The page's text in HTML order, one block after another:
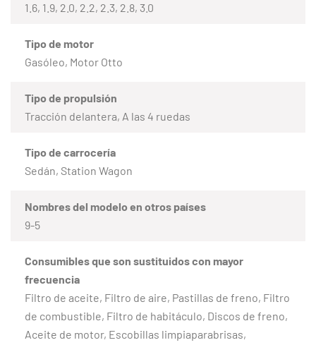
1.6, 1.9, 2.0, 2.2, 2.3, 2.8, 3.0
Tipo de motor
Gasóleo, Motor Otto
Tipo de propulsión
Tracción delantera, A las 4 ruedas
Tipo de carrocería
Sedán, Station Wagon
Nombres del modelo en otros países
9-5
Consumibles que son sustituidos con mayor
frecuencia
Filtro de aceite, Filtro de aire, Pastillas de freno, Filtro
de combustible, Filtro de habitáculo, Discos de freno,
Aceite de motor, Escobillas limpiaparabrisas,